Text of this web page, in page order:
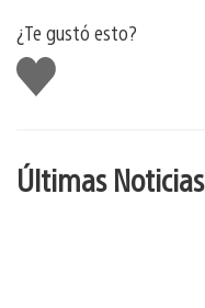
¿Te gustó esto?
Me
gusta
Últimas Noticias